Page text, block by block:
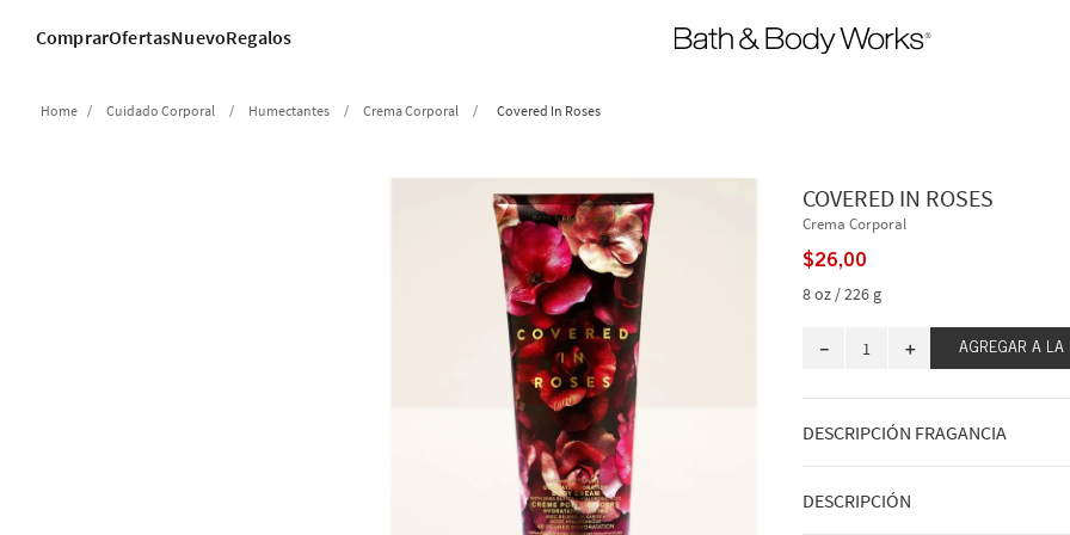
ComprarOfertasNuevoRegalos
Cuidado Corporal Humectantes Crema Corporal Covered In Roses
COVERED IN ROSES
Crema Corporal
$26,00
8 oz / 226 g
＋
－ AGREGAR A LA
DESCRIPCIÓN FRAGANCIA
Sumérgete en la suavidad de miles
fragancia te envuelve en un
DESCRIPCIÓN